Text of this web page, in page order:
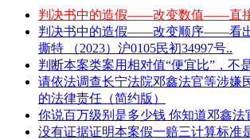
判决书中的造假——改变数值——直
判决书中的造假——改变顺序——看
撕特 （2023）沪0105民初34997号..
判断本案类案用相对值“便宜比”，不
请依法调查长宁法院邓鑫法官等涉嫌
的法律责任（简约版）
你说百万级别是多少钱 你知道邓鑫法
没有证据证明本案假一赔三计算标准